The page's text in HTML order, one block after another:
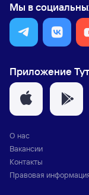
Мы в
Приложение
О нас
Вакансии
Контакты
Правовая